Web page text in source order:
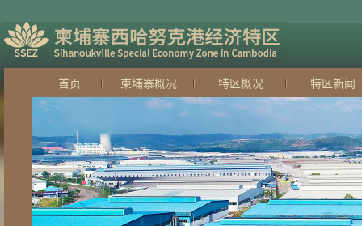
首页 柬埔寨概况 特区概况 特区新闻